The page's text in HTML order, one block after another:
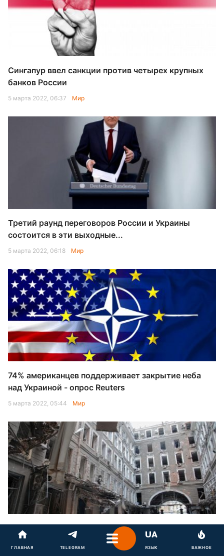
Сингапур ввел санкции против четырех крупных
банков России
5 марта 2022, 06:37 Мир
Третий раунд переговоров России и Украины
состоится в эти выходные...
5 марта 2022, 06:18 Мир
74% американцев поддерживает закрытие неба
над Украиной - опрос Reuters
5 марта 2022, 05:44 Мир
Россия готова бомбить украинские города, пока
они не сдадутся - CNN
ГЛАВНАЯ TELEGRAM ЯЗЫК ВАЖНОЕ